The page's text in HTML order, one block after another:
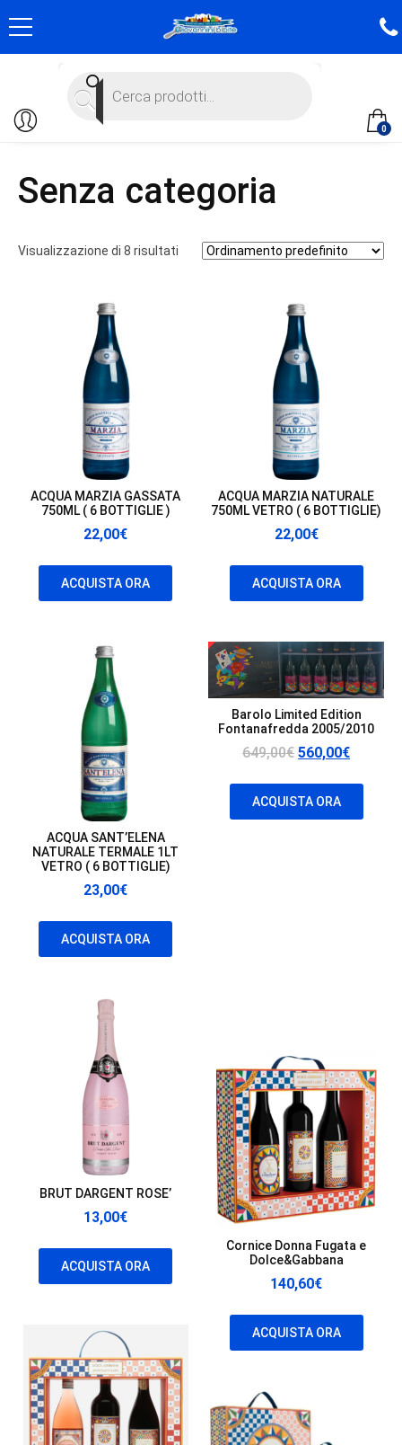
Products
search
0
Senza categoria
Visualizzazione di 8 risultati
ACQUA MARZIA GASSATA
750ML ( 6 BOTTIGLIE )
22,00€
ACQUISTA ORA
ACQUA MARZIA NATURALE
750ML VETRO ( 6 BOTTIGLIE)
22,00€
ACQUISTA ORA
ACQUA SANT’ELENA
NATURALE TERMALE 1LT
VETRO ( 6 BOTTIGLIE)
23,00€
ACQUISTA ORA
Barolo Limited Edition
Fontanafredda 2005/2010
649,00€ Il
originale
era:
560,00€Il
è:
ACQUISTA ORA
BRUT DARGENT ROSE’
13,00€
ACQUISTA ORA
Cornice Donna Fugata e
Dolce&Gabbana
140,60€
ACQUISTA ORA